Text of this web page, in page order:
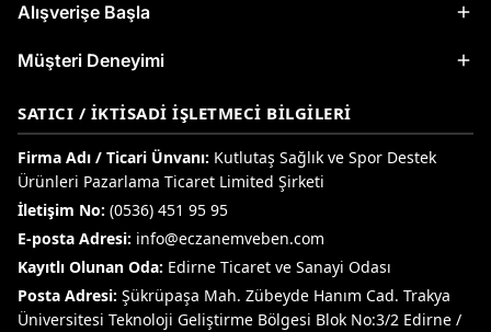
Alışverişe Başla
Müşteri Deneyimi
SATICI / İKTISADI İŞLETMECI BILGILERI
Firma Adı / Ticari Ünvanı: Kutlutaş Sağlık ve Spor Destek
Ürünleri Pazarlama Ticaret Limited Şirketi
İletişim No: (0536) 451 95 95
E-posta Adresi: info@eczanemveben.com
Kayıtlı Olunan Oda: Edirne Ticaret ve Sanayi Odası
Posta Adresi: Şükrüpaşa Mah. Zübeyde Hanım Cad. Trakya
Üniversitesi Teknoloji Geliştirme Bölgesi Blok No:3/2 Edirne /